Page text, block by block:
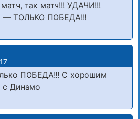
так матч!!! УДАЧИ!!!
— ТОЛЬКО ПОБЕДА!!!
ПОБЕДА!!! С хорошим
с Динамо